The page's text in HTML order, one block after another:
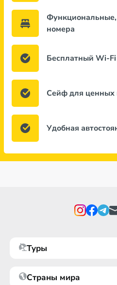
номера
Бесплатный Wi-Fi
Сейф для ценных
Удобная
Туры
Страны мира